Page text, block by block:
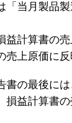
「当月製品
益計算書の
売上原価に反
書の最後に
損益計算書